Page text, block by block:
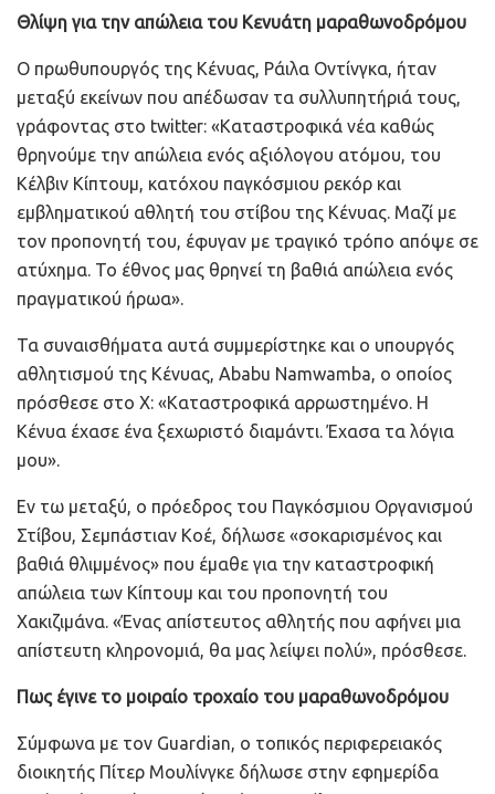
Θλίψη για την απώλεια του Κενυάτη μαραθωνοδρόμου
Ο πρωθυπουργός της Κένυας, Ράιλα Οντίνγκα, ήταν
μεταξύ εκείνων που απέδωσαν τα συλλυπητήριά τους,
γράφοντας στο twitter: «Καταστροφικά νέα καθώς
θρηνούμε την απώλεια ενός αξιόλογου ατόμου, του
Κέλβιν Κίπτουμ, κατόχου παγκόσμιου ρεκόρ και
εμβληματικού αθλητή του στίβου της Κένυας. Μαζί με
τον προπονητή του, έφυγαν με τραγικό τρόπο απόψε σε
ατύχημα. Το έθνος μας θρηνεί τη βαθιά απώλεια ενός
πραγματικού ήρωα».
Τα συναισθήματα αυτά συμμερίστηκε και ο υπουργός
αθλητισμού της Κένυας, Ababu Namwamba, ο οποίος
πρόσθεσε στο Χ: «Καταστροφικά αρρωστημένο. Η
Κένυα έχασε ένα ξεχωριστό διαμάντι. Έχασα τα λόγια
μου».
Εν τω μεταξύ, ο πρόεδρος του Παγκόσμιου Οργανισμού
Στίβου, Σεμπάστιαν Κοέ, δήλωσε «σοκαρισμένος και
βαθιά θλιμμένος» που έμαθε για την καταστροφική
απώλεια των Κίπτουμ και του προπονητή του
Χακιζιμάνα. «Ένας απίστευτος αθλητής που αφήνει μια
απίστευτη κληρονομιά, θα μας λείψει πολύ», πρόσθεσε.
Πως έγινε το μοιραίο τροχαίο του μαραθωνοδρόμου
Σύμφωνα με τον Guardian, ο τοπικός περιφερειακός
διοικητής Πίτερ Μουλίνγκε δήλωσε στην εφημερίδα